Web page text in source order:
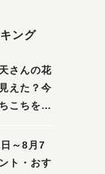
ング
さんの花
えた？今
こちを巡
日～8月7
ト・おす